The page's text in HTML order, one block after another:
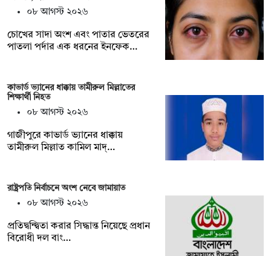
০৮ আগস্ট ২০২৬
চোখের সাদা অংশ এবং পাতার ভেতরের
পাতলা পর্দার এক ধরনের ইনফেক…
কাভার্ড ভ্যানের ধাক্কায় তামীরুল মিল্লাতের
শিক্ষার্থী নিহত
০৮ আগস্ট ২০২৬
গাজীপুরে কাভার্ড ভ্যানের ধাক্কায়
তামীরুল মিল্লাত কামিল মাদ্…
রাষ্ট্রপতি নির্বাচনে অংশ নেবে জামায়াত
০৮ আগস্ট ২০২৬
প্রতিদ্বন্দ্বিতা করার সিদ্ধান্ত নিয়েছে প্রধান
বিরোধী দল বাং…